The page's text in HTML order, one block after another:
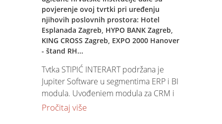
u poljoprivrednoj proizvodnji.
Uskoro će te moći pročitati opsežan
opis slučaja (CASE) na ovim stranicama.
povjerenje ovoj tvrtki pri uređenju
njihovih poslovnih prostora: Hotel
Esplanada Zagreb, HYPO BANK Zagreb,
KING CROSS Zagreb, EXPO 2000 Hanover
- štand RH...
Tvtka STIPIĆ INTERART podržana je
Jupiter Software u segmentima ERP i BI
modula. Uvođenjem modula za CRM i
upravljanje građevinskim radnim
Pročitaj više